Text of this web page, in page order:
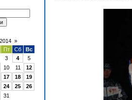
»
Пт Сб
Вс
3 4
5
10 11
12
17 18
19
24 25
26
31